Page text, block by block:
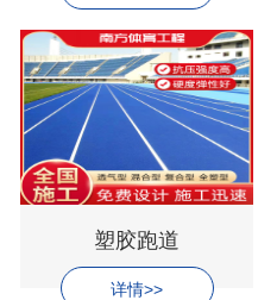
塑胶跑道
详情>>